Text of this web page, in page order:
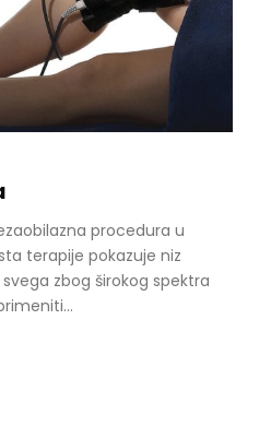
procedura u
terapije pokazuje niz
zbog širokog spektra